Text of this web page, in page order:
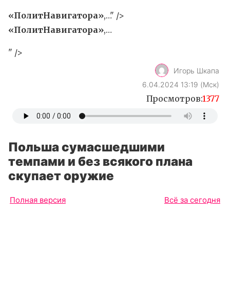
«ПолитНавигатора»,…" />
«ПолитНавигатора»,…
" />
Игорь Шкапа
6.04.2024 13:19 (Мск)
Просмотров:1377
Польша сумасшедшими
темпами и без всякого плана
скупает оружие
Полная версия Всё за сегодня